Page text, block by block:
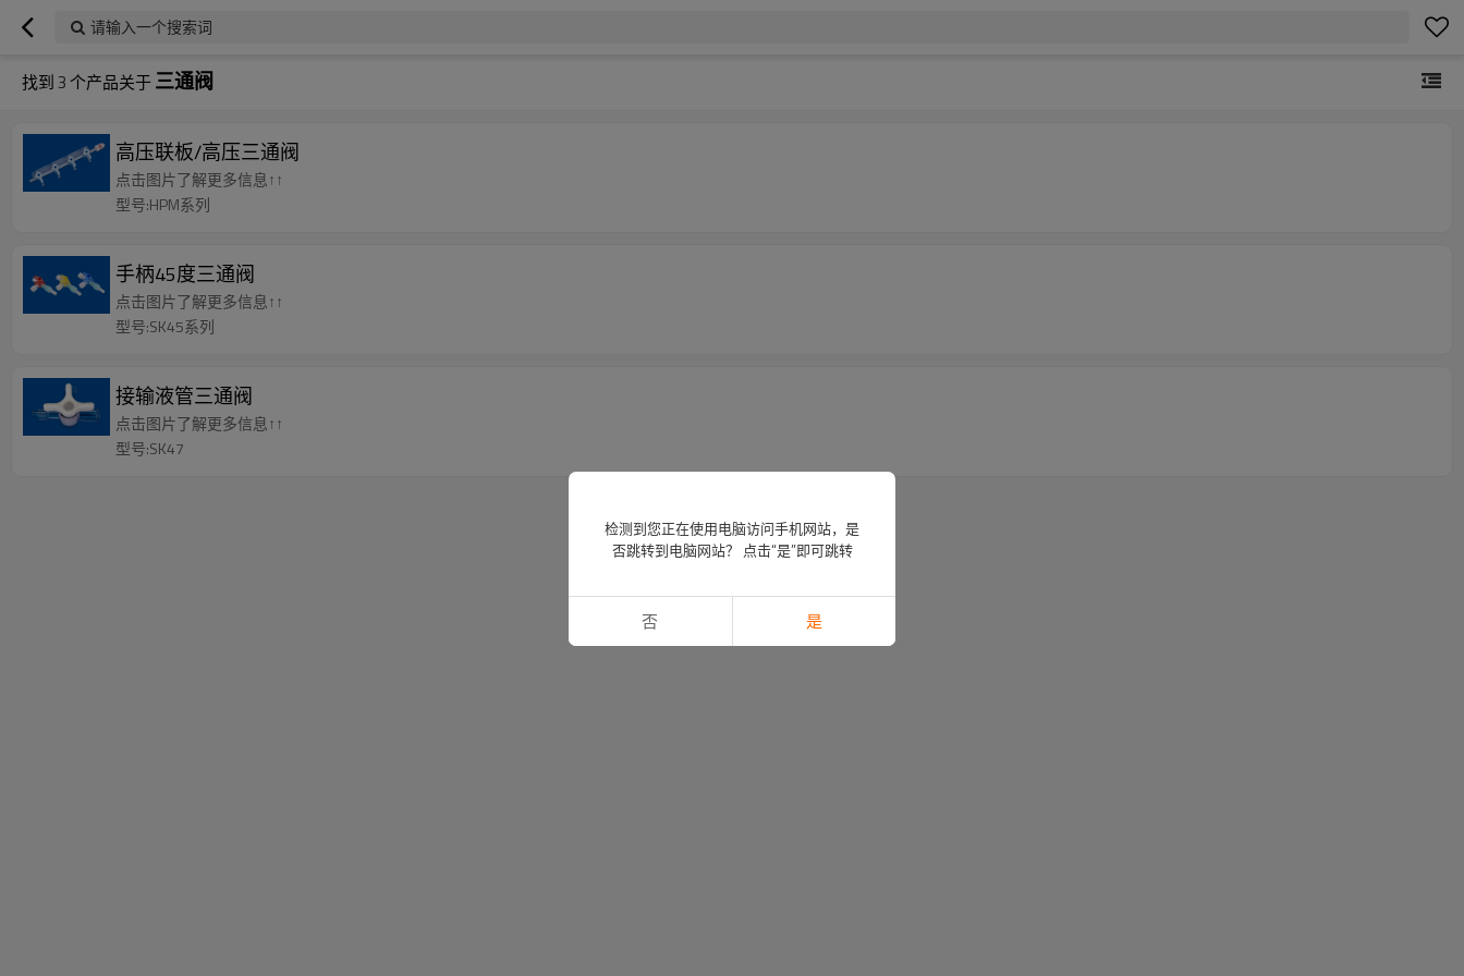
请输入一个搜索词
找到3个产品关于三通阀
高压联板/高压三通阀
点击图片了解更多信息↑↑
型号:HPM系列
手柄45度三通阀
点击图片了解更多信息↑↑
型号:SK45系列
接输液管三通阀
点击图片了解更多信息↑↑
型号:SK47
检测到您正在使用电脑访问手机网站，是
否跳转到电脑网站？ 点击“是”即可跳转
否 是